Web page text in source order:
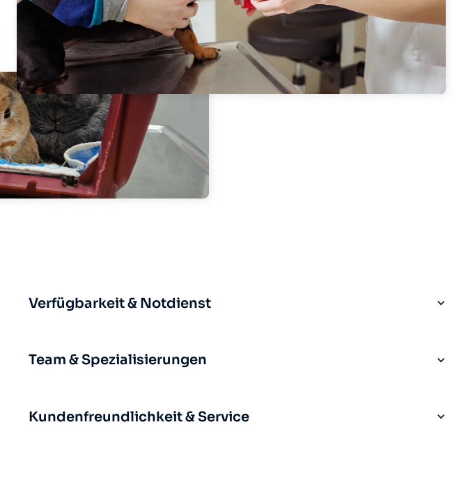
Verfügbarkeit & Notdienst
Team & Spezialisierungen
Kundenfreundlichkeit & Service